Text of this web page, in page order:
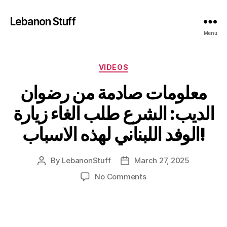
Lebanon Stuff
Menu
Categories
VIDEOS
معلومات صادمة من رضوان
الديب: الشرع طلب الغاء زيارة
الوفد اللبناني لهذه الاسباب!
Post
By LebanonStuff
PostMarch 27, 2025
No Commentson